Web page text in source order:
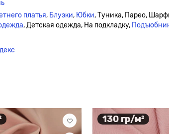
платья, Блузки, Юбки, Туника, Парео,
, Детская одежда, На подкладку,
130 гр/м²